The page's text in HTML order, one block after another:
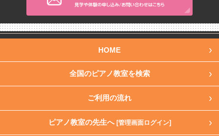
HOME
全国のピアノ教室を検索
ご利用の流れ
ピアノ教室の先生へ [管理画面ログイン]